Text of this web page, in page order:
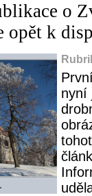
o
opět k
nyní